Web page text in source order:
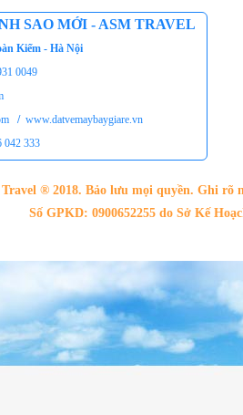
SAO MỚI - ASM TRAVEL
Kiếm - Hà Nội
0049
/ www.datvemaybaygiare.vn
042 333
Travel ® 2018. Bảo lưu mọi quyền. Ghi
Số GPKD: 0900652255 do Sở Kế